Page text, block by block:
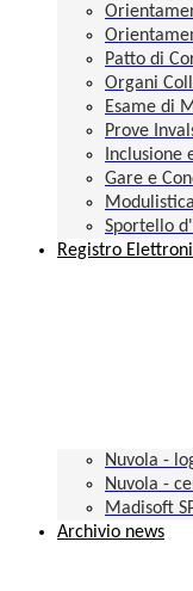
Patto di
Organi
Esame di
Prove
Inclusione
Gare e
Modulistica
Sportello
Registro
Nuvola -
Nuvola -
Madisoft
Archivio news